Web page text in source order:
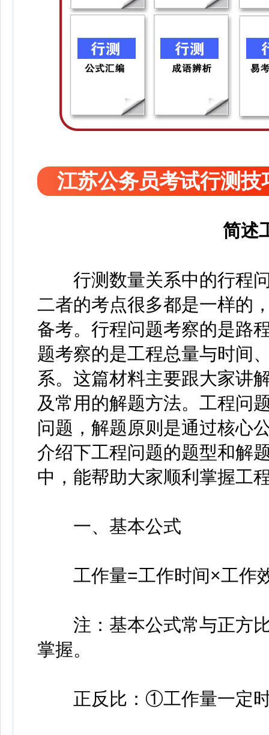
江苏公务员考试行测技
简述
行测数量关系中的行程问
二者的考点很多都是一样的
备考。行程问题考察的是路
题考察的是工程总量与时间
系。这篇材料主要跟大家讲
及常用的解题方法。工程问
问题，解题原则是通过核心
介绍下工程问题的题型和解
中，能帮助大家顺利掌握工
一、基本公式
工作量=工作时间×工作
注：基本公式常与正方比
掌握。
正反比：①工作量一定时